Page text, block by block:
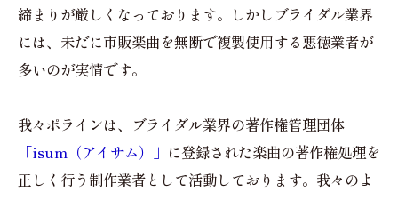
締まりが厳しくなっております。しかしブライダル業界
には、未だに市販楽曲を無断で複製使用する悪徳業者が
多いのが実情です。
我々ポラインは、ブライダル業界の著作権管理団体
「isum（アイサム）」 に登録された楽曲の著作権処理を
正しく行う制作業者として活動しております。我々のよ